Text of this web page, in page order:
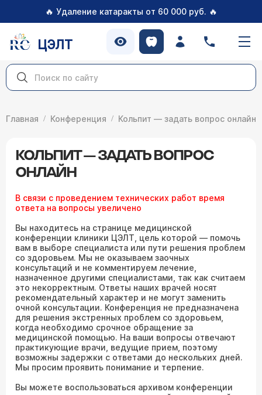
🔥 Удаление катаракты от 60 000 руб. 🔥
ЦЭЛТ
Главная Конференция Кольпит — задать вопрос онлайн
КОЛЬПИТ — ЗАДАТЬ ВОПРОС
ОНЛАЙН
В связи с проведением технических работ время
ответа на вопросы увеличено
Вы находитесь на странице медицинской
конференции клиники ЦЭЛТ, цель которой — помочь
вам в выборе специалиста или пути решения проблем
со здоровьем. Мы не оказываем заочных
консультаций и не комментируем лечение,
назначенное другими специалистами, так как считаем
это некорректным. Ответы наших врачей носят
рекомендательный характер и не могут заменить
очной консультации. Конференция не предназначена
для решения экстренных проблем со здоровьем,
когда необходимо срочное обращение за
медицинской помощью. На ваши вопросы отвечают
практикующие врачи, ведущие прием, поэтому
возможны задержки с ответами до нескольких дней.
Мы просим проявить понимание и терпение.
Вы можете воспользоваться архивом конференции